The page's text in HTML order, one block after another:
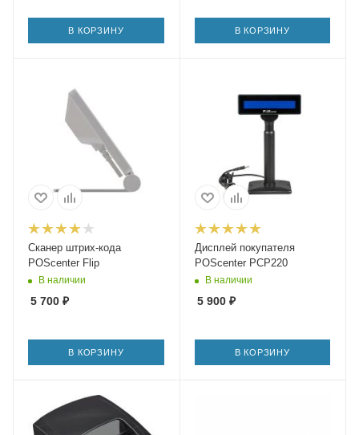
В КОРЗИНУ В КОРЗИНУ
Сканер штрих-кода
POScenter Flip
В наличии
5 700 ₽
В КОРЗИНУ
Дисплей покупателя
POScenter PCP220
В наличии
5 900₽
В КОРЗИНУ